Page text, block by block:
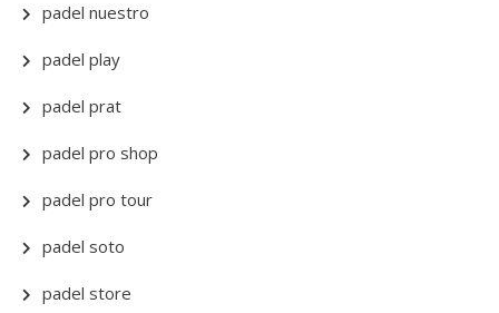
padel nuestro
padel play
padel prat
padel pro shop
padel pro tour
padel soto
padel store